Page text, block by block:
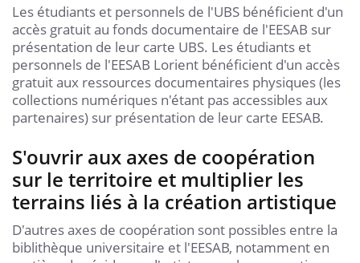
Les étudiants et personnels de l'UBS bénéficient d'un
accès gratuit au fonds documentaire de l'EESAB sur
présentation de leur carte UBS. Les étudiants et
personnels de l'EESAB Lorient bénéficient d'un accès
gratuit aux ressources documentaires physiques (les
collections numériques n'étant pas accessibles aux
partenaires) sur présentation de leur carte EESAB.
S'ouvrir aux axes de coopération
sur le territoire et multiplier les
terrains liés à la création artistique
D'autres axes de coopération sont possibles entre la
biblithèque universitaire et l'EESAB, notamment en